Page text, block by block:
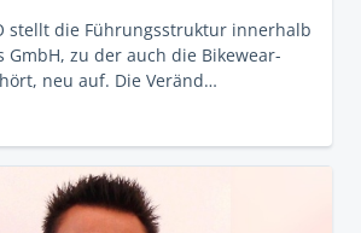
stellt die Führungsstruktur innerhalb
GmbH, zu der auch die Bikewear-
neu auf. Die Veränd…